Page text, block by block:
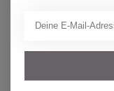
NOPPIES
Auf Lager